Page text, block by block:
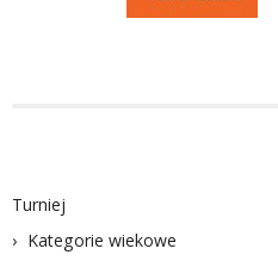
Turniej
Kategorie wiekowe